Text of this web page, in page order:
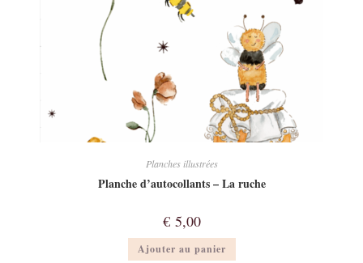
Planches illustrées
Planche d’autocollants – La ruche
€5,00
Ajouter au panier